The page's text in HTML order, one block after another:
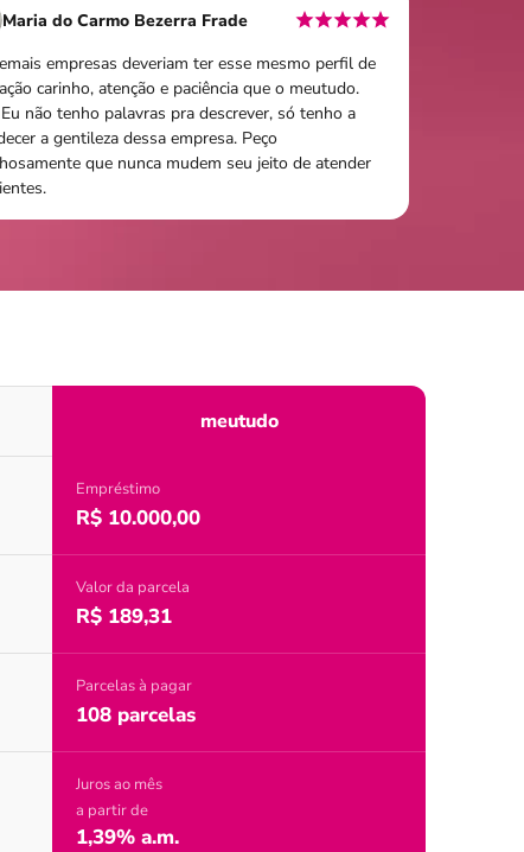
Maria do Carmo Bezerra Frade
empresas deveriam ter esse mesmo perfil de
carinho, atenção e paciência que o meutudo.
não tenho palavras pra descrever, só tenho a
a gentileza dessa empresa. Peço
que nunca mudem seu jeito de atender
meutudo
Empréstimo
R$ 10.000,00
Valor da parcela
R$ 189,31
Parcelas à pagar
108 parcelas
Juros ao mês
a partir de
1,39% a.m.